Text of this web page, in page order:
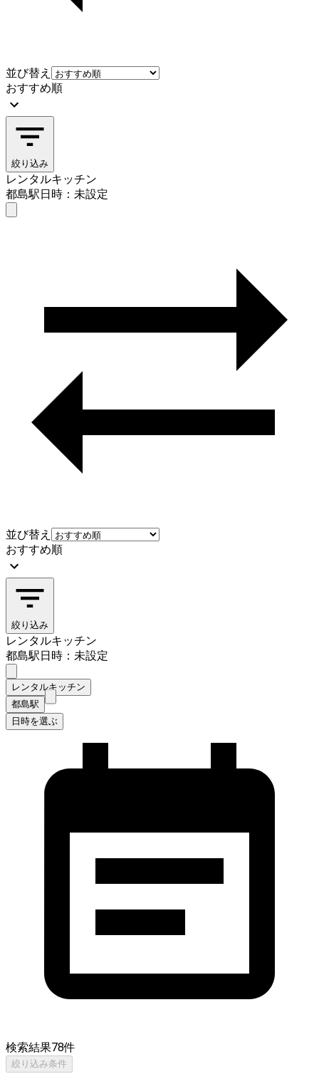
並び替え
おすすめ順
絞り込み
レンタルキッチン
都島駅日時：未設定
並び替え
おすすめ順
絞り込み
レンタルキッチン
都島駅日時：未設定
レンタルキッチン
都島駅
日時を選ぶ
検索結果78件
絞り込み条件